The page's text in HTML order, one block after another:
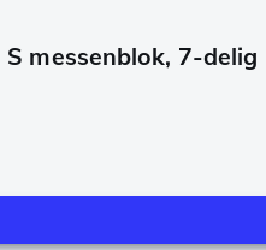
messenblok, 7-delig